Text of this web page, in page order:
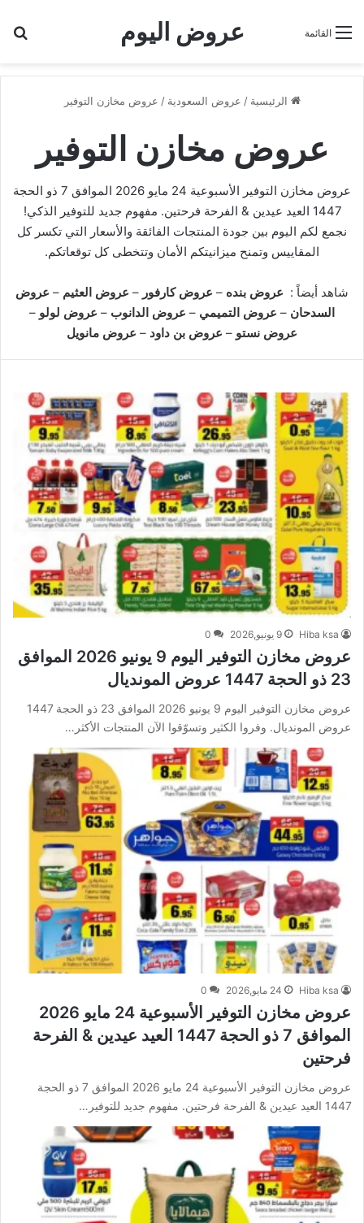
عروض اليوم القائمة
الرئيسية / عروض السعودية / عروض مخازن التوفير
عروض مخازن التوفير
عروض مخازن التوفير الأسبوعية 24 مايو 2026 الموافق 7 ذو الحجة
1447 العيد عيدين & الفرحة فرحتين. مفهوم جديد للتوفير الذكي!
نجمع لكم اليوم بين جودة المنتجات الفائقة والأسعار التي تكسر كل
المقاييس وتمنح ميزانيتكم الأمان وتتخطى كل توقعاتكم.
شاهد أيضاً : عروض بنده – عروض كارفور – عروض العثيم – عروض
السدحان – عروض التميمي – عروض الدانوب – عروض لولو –
عروض نستو – عروض بن داود – عروض مانويل
Hiba ksa 9 يونيو,2026 0
عروض مخازن التوفير اليوم 9 يونيو 2026 الموافق
23 ذو الحجة 1447 عروض المونديال
عروض مخازن التوفير اليوم 9 يونيو 2026 الموافق 23 ذو الحجة 1447
عروض المونديال. وفروا الكثير وتسوّقوا الآن المنتجات الأكثر…
Hiba ksa 24 مايو,2026 0
عروض مخازن التوفير الأسبوعية 24 مايو 2026
الموافق 7 ذو الحجة 1447 العيد عيدين & الفرحة
فرحتين
عروض مخازن التوفير الأسبوعية 24 مايو 2026 الموافق 7 ذو الحجة
1447 العيد عيدين & الفرحة فرحتين. مفهوم جديد للتوفير…